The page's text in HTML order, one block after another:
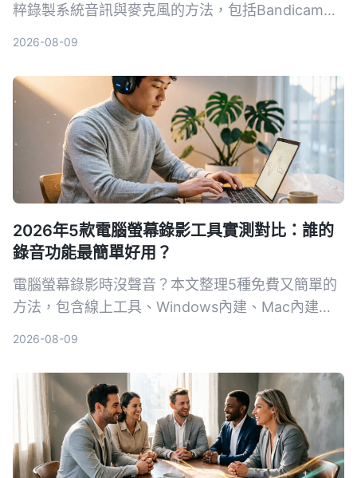
粹錄製系統音訊與麥克風的方法，包括Bandicam、
2026-08-09
2026年5款電腦螢幕錄影工具實測對比：誰的
錄音功能最簡單好用？
電腦螢幕錄影時沒聲音？本文整理5種免費又簡單的
方法，包含線上工具、Windows內建、Mac內建，
2026-08-09